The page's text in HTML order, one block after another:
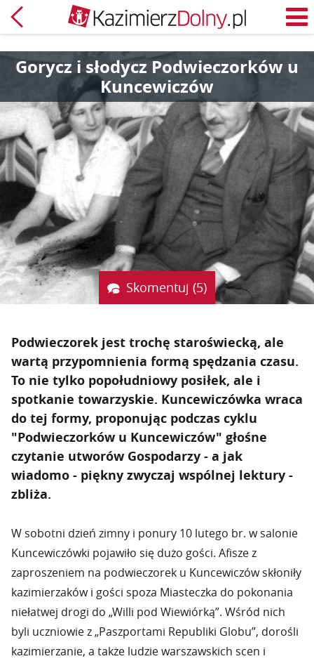
Powrót
Gorycz i słodycz Podwieczorków u
Kuncewiczów
Skomentuj (5)
Podwieczorek jest trochę staroświecką, ale
wartą przypomnienia formą spędzania czasu.
To nie tylko popołudniowy posiłek, ale i
spotkanie towarzyskie. Kuncewiczówka wraca
do tej formy, proponując podczas cyklu
"Podwieczorków u Kuncewiczów" głośne
czytanie utworów Gospodarzy - a jak
wiadomo - piękny zwyczaj wspólnej lektury -
zbliża.
W sobotni dzień zimny i ponury 10 lutego br. w salonie
Kuncewiczówki pojawiło się dużo gości. Afisze z
zaproszeniem na podwieczorek u Kuncewiczów skłoniły
kazimierzaków i gości spoza Miasteczka do pokonania
niełatwej drogi do „Willi pod Wiewiórką”. Wśród nich
byli uczniowie z „Paszportami Republiki Globu”, dorośli
kazimierzanie, a także ludzie warszawskich scen i